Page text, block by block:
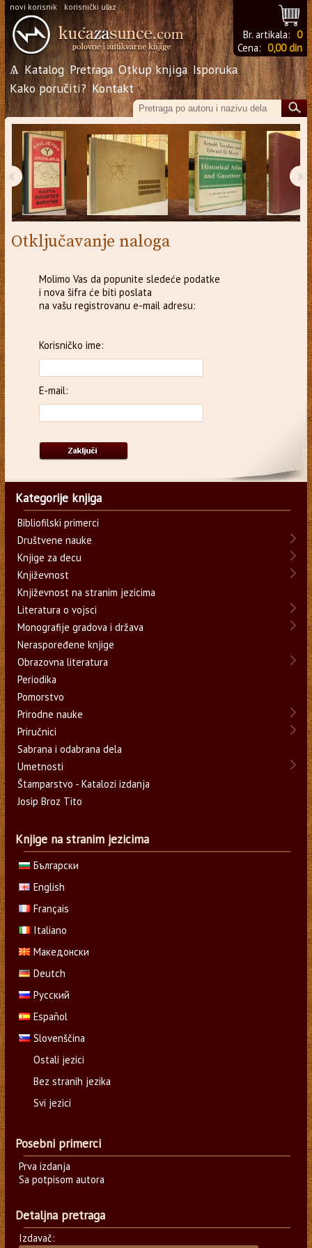
novi korisnik korisnički ulaz
Br. artikala: 0
Cena: 0,00 din
Ѧ Katalog Pretraga Otkup knjiga Isporuka
Kako poručiti? Kontakt
‹ ›
Otključavanje naloga
Molimo Vas da popunite sledeće podatke
i nova šifra će biti poslata
na vašu registrovanu e-mail adresu:
Korisničko ime:
E-mail:
Kategorije knjiga
Bibliofilski primerci
Društvene nauke
Knjige za decu
Književnost
Književnost na stranim jezicima
Literatura o vojsci
Monografije gradova i država
Neraspoređene knjige
Obrazovna literatura
Periodika
Pomorstvo
Prirodne nauke
Priručnici
Sabrana i odabrana dela
Umetnosti
Štamparstvo - Katalozi izdanja
Josip Broz Tito
Knjige na stranim jezicima
Български
English
Français
Italiano
Македонски
Deutch
Русский
Español
Slovenščina
Ostali jezici
Bez stranih jezika
Svi jezici
Posebni primerci
Prva izdanja
Sa potpisom autora
Detaljna pretraga
Izdavač: